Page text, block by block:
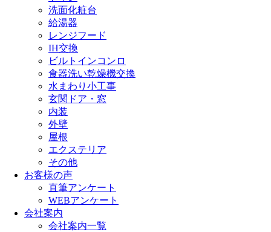
洗面化粧台
給湯器
レンジフード
IH交換
ビルトインコンロ
食器洗い乾燥機交換
水まわり小工事
玄関ドア・窓
内装
外壁
屋根
エクステリア
その他
お客様の声
直筆アンケート
WEBアンケート
会社案内
会社案内一覧